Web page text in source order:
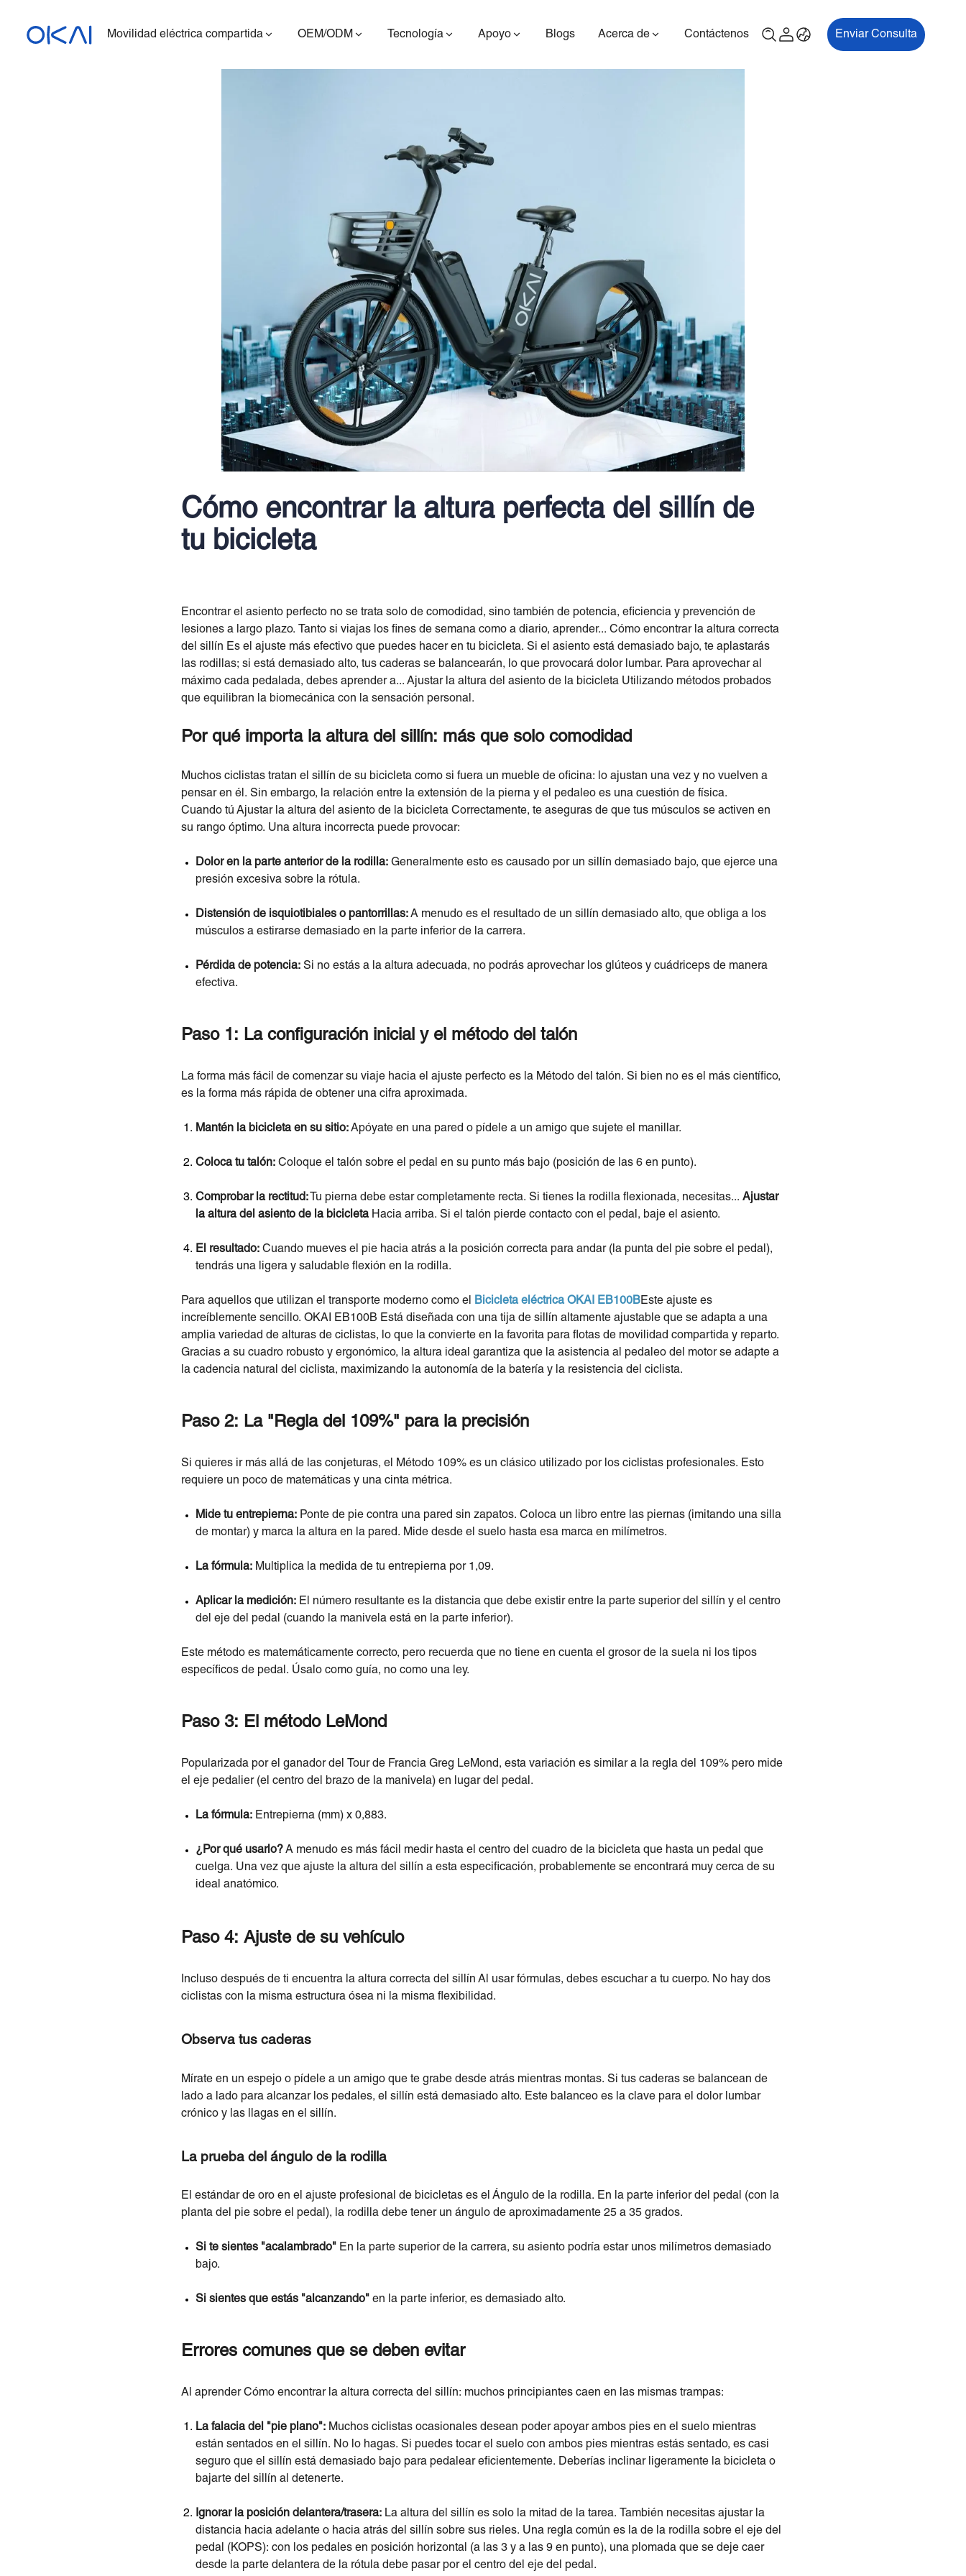
Movilidad eléctrica compartida OEM/ODM Tecnología Apoyo Blogs Acerca de Contáctenos Enviar Consulta
Cómo encontrar la altura perfecta del sillín de
tu bicicleta
Encontrar el asiento perfecto no se trata solo de comodidad, sino también de potencia, eficiencia y prevención de
lesiones a largo plazo. Tanto si viajas los fines de semana como a diario, aprender... Cómo encontrar la altura correcta
del sillín Es el ajuste más efectivo que puedes hacer en tu bicicleta. Si el asiento está demasiado bajo, te aplastarás
las rodillas; si está demasiado alto, tus caderas se balancearán, lo que provocará dolor lumbar. Para aprovechar al
máximo cada pedalada, debes aprender a... Ajustar la altura del asiento de la bicicleta Utilizando métodos probados
que equilibran la biomecánica con la sensación personal.
Por qué importa la altura del sillín: más que solo comodidad
Muchos ciclistas tratan el sillín de su bicicleta como si fuera un mueble de oficina: lo ajustan una vez y no vuelven a
pensar en él. Sin embargo, la relación entre la extensión de la pierna y el pedaleo es una cuestión de física.
Cuando tú Ajustar la altura del asiento de la bicicleta Correctamente, te aseguras de que tus músculos se activen en
su rango óptimo. Una altura incorrecta puede provocar:
Dolor en la parte anterior de la rodilla: Generalmente esto es causado por un sillín demasiado bajo, que ejerce una
presión excesiva sobre la rótula.
Distensión de isquiotibiales o pantorrillas: A menudo es el resultado de un sillín demasiado alto, que obliga a los
músculos a estirarse demasiado en la parte inferior de la carrera.
Pérdida de potencia: Si no estás a la altura adecuada, no podrás aprovechar los glúteos y cuádriceps de manera
efectiva.
Paso 1: La configuración inicial y el método del talón
La forma más fácil de comenzar su viaje hacia el ajuste perfecto es la Método del talón. Si bien no es el más científico,
es la forma más rápida de obtener una cifra aproximada.
Mantén la bicicleta en su sitio: Apóyate en una pared o pídele a un amigo que sujete el manillar.
Coloca tu talón: Coloque el talón sobre el pedal en su punto más bajo (posición de las 6 en punto).
Comprobar la rectitud: Tu pierna debe estar completamente recta. Si tienes la rodilla flexionada, necesitas... Ajustar
la altura del asiento de la bicicletaHacia arriba. Si el talón pierde contacto con el pedal, baje el asiento.
El resultado: Cuando mueves el pie hacia atrás a la posición correcta para andar (la punta del pie sobre el pedal),
tendrás una ligera y saludable flexión en la rodilla.
Para aquellos que utilizan el transporte moderno como el Bicicleta eléctrica OKAI EB100B Este ajuste es
increíblemente sencillo. OKAI EB100B Está diseñada con una tija de sillín altamente ajustable que se adapta a una
amplia variedad de alturas de ciclistas, lo que la convierte en la favorita para flotas de movilidad compartida y reparto.
Gracias a su cuadro robusto y ergonómico, la altura ideal garantiza que la asistencia al pedaleo del motor se adapte a
la cadencia natural del ciclista, maximizando la autonomía de la batería y la resistencia del ciclista.
Paso 2: La "Regla del 109%" para la precisión
Si quieres ir más allá de las conjeturas, el Método 109% es un clásico utilizado por los ciclistas profesionales. Esto
requiere un poco de matemáticas y una cinta métrica.
Mide tu entrepierna: Ponte de pie contra una pared sin zapatos. Coloca un libro entre las piernas (imitando una silla
de montar) y marca la altura en la pared. Mide desde el suelo hasta esa marca en milímetros.
La fórmula: Multiplica la medida de tu entrepierna por 1,09.
Aplicar la medición: El número resultante es la distancia que debe existir entre la parte superior del sillín y el centro
del eje del pedal (cuando la manivela está en la parte inferior).
Este método es matemáticamente correcto, pero recuerda que no tiene en cuenta el grosor de la suela ni los tipos
específicos de pedal. Úsalo como guía, no como una ley.
Paso 3: El método LeMond
Popularizada por el ganador del Tour de Francia Greg LeMond, esta variación es similar a la regla del 109% pero mide
el eje pedalier (el centro del brazo de la manivela) en lugar del pedal.
La fórmula: Entrepierna (mm) x 0,883.
¿Por qué usarlo? A menudo es más fácil medir hasta el centro del cuadro de la bicicleta que hasta un pedal que
cuelga. Una vez que ajuste la altura del sillín a esta especificación, probablemente se encontrará muy cerca de su
ideal anatómico.
Paso 4: Ajuste de su vehículo
Incluso después de ti encuentra la altura correcta del sillín Al usar fórmulas, debes escuchar a tu cuerpo. No hay dos
ciclistas con la misma estructura ósea ni la misma flexibilidad.
Observa tus caderas
Mírate en un espejo o pídele a un amigo que te grabe desde atrás mientras montas. Si tus caderas se balancean de
lado a lado para alcanzar los pedales, el sillín está demasiado alto. Este balanceo es la clave para el dolor lumbar
crónico y las llagas en el sillín.
La prueba del ángulo de la rodilla
El estándar de oro en el ajuste profesional de bicicletas es el Ángulo de la rodilla. En la parte inferior del pedal (con la
planta del pie sobre el pedal), la rodilla debe tener un ángulo de aproximadamente 25 a 35 grados.
Si te sientes "acalambrado" En la parte superior de la carrera, su asiento podría estar unos milímetros demasiado
bajo.
Si sientes que estás "alcanzando" en la parte inferior, es demasiado alto.
Errores comunes que se deben evitar
Al aprender Cómo encontrar la altura correcta del sillín: muchos principiantes caen en las mismas trampas:
La falacia del "pie plano": Muchos ciclistas ocasionales desean poder apoyar ambos pies en el suelo mientras
están sentados en el sillín. No lo hagas. Si puedes tocar el suelo con ambos pies mientras estás sentado, es casi
seguro que el sillín está demasiado bajo para pedalear eficientemente. Deberías inclinar ligeramente la bicicleta o
bajarte del sillín al detenerte.
Ignorar la posición delantera/trasera: La altura del sillín es solo la mitad de la tarea. También necesitas ajustar la
distancia hacia adelante o hacia atrás del sillín sobre sus rieles. Una regla común es la de la rodilla sobre el eje del
pedal (KOPS): con los pedales en posición horizontal (a las 3 y a las 9 en punto), una plomada que se deje caer
desde la parte delantera de la rótula debe pasar por el centro del eje del pedal.